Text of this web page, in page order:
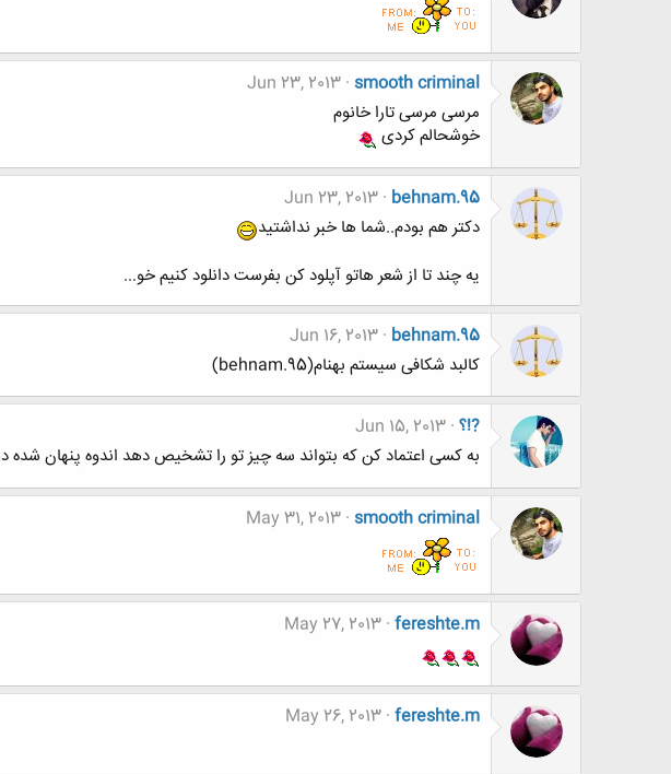
smooth criminal
Jun 23, 2013
مرسی مرسی تارا خانوم
خوشحالم کردی
behnam.95
Jun 23, 2013
دکتر هم بودم..شما ها خبر نداشتید
یه چند تا از شعر هاتو آپلود کن بفرست دانلود کنیم خو...
behnam.95
Jun 16, 2013
کالبد شکافی سیستم بهنام(behnam.95)
?!؟ Jun 15, 2013
به کسی اعتماد کن که بتواند سه چیز تو را تشخیص دهد اندوه پنهان
smooth criminal
May 31, 2013
fereshte.m
May 27, 2013
fereshte.m
May 26, 2013